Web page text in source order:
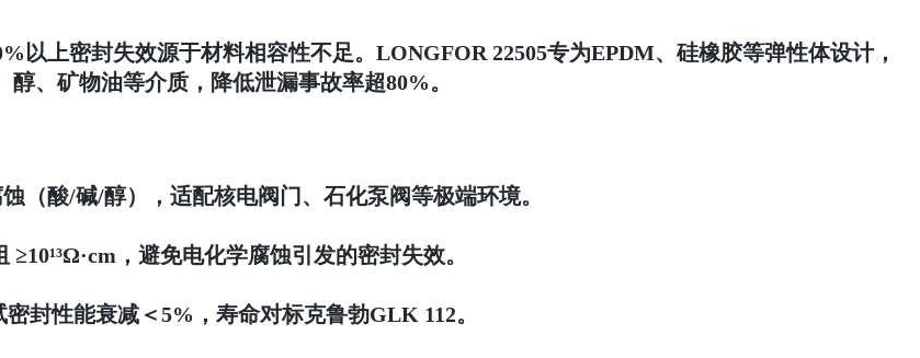
以上密封失效源于材料相容性不足。LONGFOR 22505专为EPDM、硅橡胶等弹性体设计，
、矿物油等介质，降低泄漏事故率超80%。
（酸/碱/醇），适配核电阀门、石化泵阀等极端环境。
，避免电化学腐蚀引发的密封失效。
封性能衰减＜5%，寿命对标克鲁勃GLK 112。